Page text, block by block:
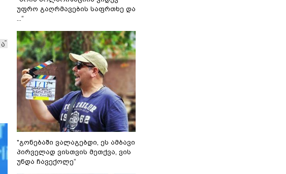
ა
უფრო გაღრმავების საფრთხე და
...“
"გონებაში ვალაგებდი, ეს ამბავი
პირველად ვისთვის მეთქვა, ვის
უნდა ჩავექოლე“